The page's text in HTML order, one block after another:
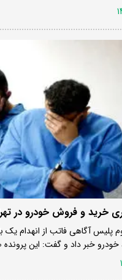
خرید و فروش خودرو در
پلیس آگاهی فاتب از انهدام یک
خبر داد و گفت: این پرونده ۲۰…